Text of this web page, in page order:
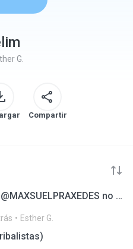
G.
Compartir
Ouvi Dizer - Siga @MAXSUELPRAXEDES no Instagram
Esther G.